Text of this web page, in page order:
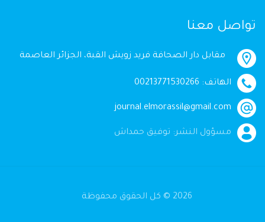
تواصل معنا
مقابل دار الصحافة فريد زويش القبة، الجزائر العاصمة
الهاتف: 00213771530266
journal.elmorassil@gmail.com
مسؤول النشر: توفيق حمداش
2026 © كل الحقوق محفوظة